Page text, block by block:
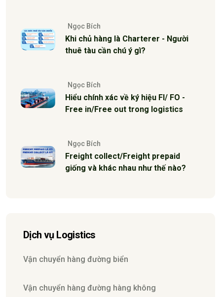
Ngọc Bích
Khi chủ hàng là Charterer - Người
thuê tàu cần chú ý gì?
Ngọc Bích
Hiểu chính xác về ký hiệu FI/ FO -
Free in/Free out trong logistics
Ngọc Bích
Freight collect/Freight prepaid
giống và khác nhau như thế nào?
Dịch vụ Logistics
Vận chuyển hàng đường biển
Vận chuyển hàng đường hàng không